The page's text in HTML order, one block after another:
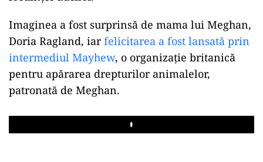
Imaginea a fost surprinsă de mama lui Meghan,
Doria Ragland, iarfelicitarea a fost lansată prin
intermediul Mayhew, o organizaţie britanică
pentru apărarea drepturilor animalelor,
patronată de Meghan.
Play